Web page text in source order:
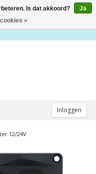
Inloggen
12/24V
Is dat akkoord?
Ja
»